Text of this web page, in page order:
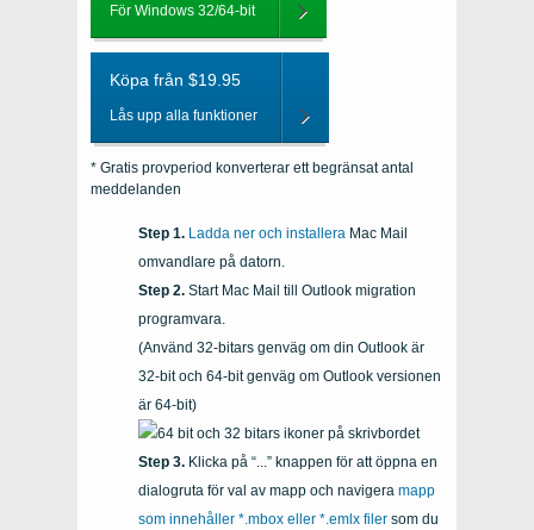
För Windows 32/64-bit
Köpa från $19.95
Lås upp alla funktioner
* Gratis provperiod konverterar ett begränsat antal
meddelanden
Ladda ner och installera Mac Mail
omvandlare på datorn.
Start Mac Mail till Outlook migration
programvara.
(Använd 32-bitars genväg om din Outlook är
32-bitoch 64-bitgenväg om Outlook versionen
är 64-bit)
Klicka på “...” knappen för att öppna en
dialogruta för val av mapp och navigera mapp
som innehåller *.mbox eller *.emlx filer som du